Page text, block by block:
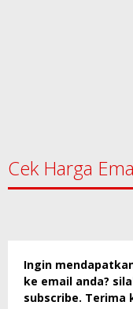
Cek Harga
Ingin
ke email anda?
subscribe. Terima